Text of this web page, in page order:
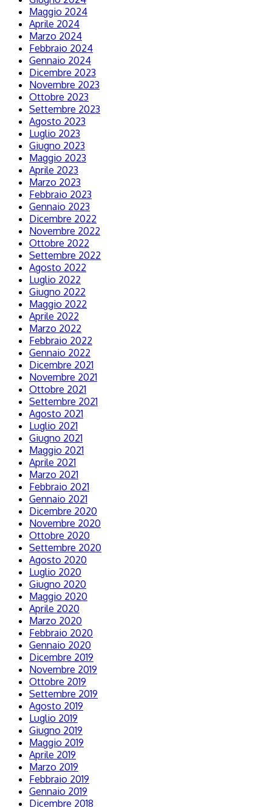
Maggio 2024
Aprile 2024
Marzo 2024
Febbraio 2024
Gennaio 2024
Dicembre 2023
Novembre 2023
Ottobre 2023
Settembre 2023
Agosto 2023
Luglio 2023
Giugno 2023
Maggio 2023
Aprile 2023
Marzo 2023
Febbraio 2023
Gennaio 2023
Dicembre 2022
Novembre 2022
Ottobre 2022
Settembre 2022
Agosto 2022
Luglio 2022
Giugno 2022
Maggio 2022
Aprile 2022
Marzo 2022
Febbraio 2022
Gennaio 2022
Dicembre 2021
Novembre 2021
Ottobre 2021
Settembre 2021
Agosto 2021
Luglio 2021
Giugno 2021
Maggio 2021
Aprile 2021
Marzo 2021
Febbraio 2021
Gennaio 2021
Dicembre 2020
Novembre 2020
Ottobre 2020
Settembre 2020
Agosto 2020
Luglio 2020
Giugno 2020
Maggio 2020
Aprile 2020
Marzo 2020
Febbraio 2020
Gennaio 2020
Dicembre 2019
Novembre 2019
Ottobre 2019
Settembre 2019
Agosto 2019
Luglio 2019
Giugno 2019
Maggio 2019
Aprile 2019
Marzo 2019
Febbraio 2019
Gennaio 2019
Dicembre 2018